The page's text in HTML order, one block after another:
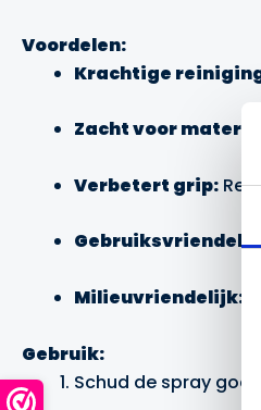
Voordelen:
Krachtige
Zacht voor
Verbetert grip:
Milieuvriendelijk:
Gebruik:
Schud de spray